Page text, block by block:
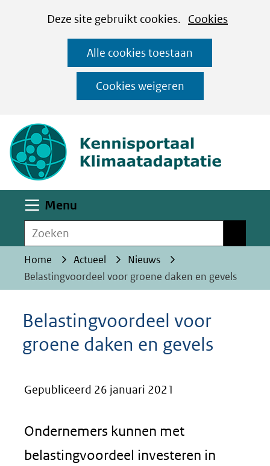
CookiesDeze site gebruikt cookies. Cookies
op
deze
website
worden
toegestaan
geweigerd.
Alle cookies toestaan
Cookies weigeren
Ga
naar
de
inhoud
Menu
Zoeken
Home Actueel
Nieuws
Belastingvoordeel voor groene daken en gevels
Belastingvoordeel voor
groene daken en gevels
Gepubliceerd 26 januari 2021
Ondernemers kunnen met
belastingvoordeel investeren in